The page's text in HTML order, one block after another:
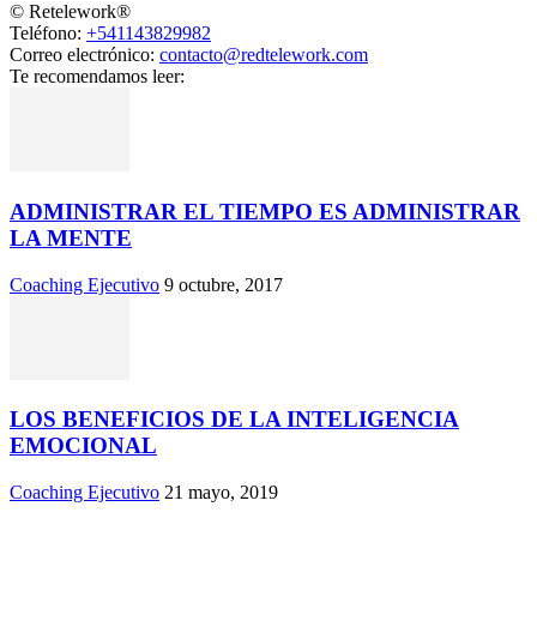
© Retelework®
Teléfono: +541143829982
Correo electrónico: contacto@redtelework.com
Te recomendamos leer:
ADMINISTRAR EL TIEMPO ES ADMINISTRAR
LA MENTE
Coaching Ejecutivo 9 octubre, 2017
LOS BENEFICIOS DE LA INTELIGENCIA
EMOCIONAL
Coaching Ejecutivo 21 mayo, 2019